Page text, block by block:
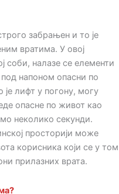
забрањен и то је
вратима. У овој
соби, налазе се елементи
напоном опасни по
је лифт у погону, могу
опасне по живот као
неколико секунди.
просторији може
корисника који се у том
прилазних врата.